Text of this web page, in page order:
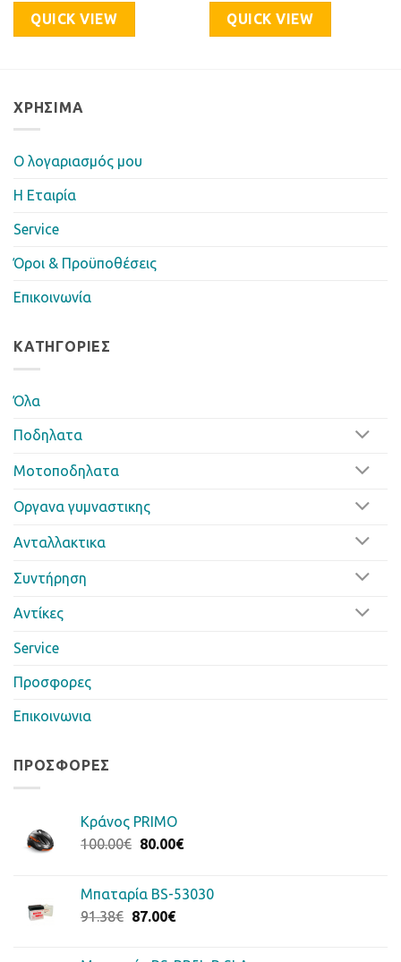
QUICK VIEW QUICK VIEW
ΧΡΉΣΙΜΑ
Ο λογαριασμός μου
Η Eταιρία
Service
Όροι & Προϋποθέσεις
Επικοινωνία
ΚΑΤΗΓΟΡΊΕΣ
Όλα
Ποδηλατα
Μοτοποδηλατα
Οργανα γυμναστικης
Ανταλλακτικα
Συντήρηση
Αντίκες
Service
Προσφορες
Επικοινωνια
ΠΡΟΣΦΟΡΈΣ
Κράνος PRIMO
100.00€ Original
100.00€.
80.00€Η
είναι:
Μπαταρία BS-53030
91.38€ Original
87.00€Η